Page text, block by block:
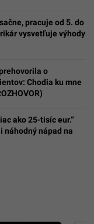
pracuje od 5. do
vysvetľuje výhody
o
Chodia ku mne
ako 25-tisíc eur.“
náhodný nápad na